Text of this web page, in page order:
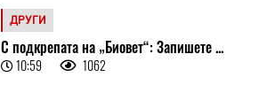
ДРУГИ
С подкрепата на „Биовет“: Запишете ...
10:59 1062